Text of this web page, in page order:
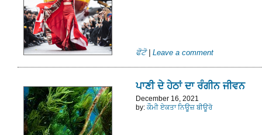
ਫੋਟੋ Leave a comment
ਪਾਣੀ ਦੇ ਹੇਠਾਂ ਦਾ ਰੰਗੀਨ ਜੀਵਨ
December 16, 2021
by: ਕੌਮੀ ਏਕਤਾ ਨਿਊਜ਼ ਬੀਊਰੋ